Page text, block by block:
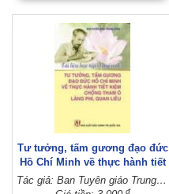
Tư tưởng, tấm gương đạo đức
Hồ Chí Minh về thực hành tiết
kiệm, chống tham ô, lãng phí,
quan liêu
Tác giả: Ban Tuyên giáo Trung ương
đ